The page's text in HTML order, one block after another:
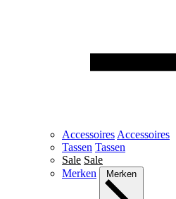
Accessoires Accessoires
Tassen Tassen
Sale Sale
Merken
Merken